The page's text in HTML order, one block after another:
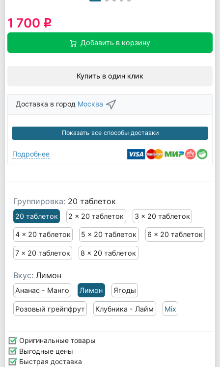
1 700 q
Добавить в корзину
Купить в один клик
Доставка в город Москва
Показать все способы доставки
Подробнее
Группировка: 20 таблеток
20 таблеток 2 x 20 таблеток 3 x 20 таблеток
4 x 20 таблеток 5 x 20 таблеток 6 x 20 таблеток
7 x 20 таблеток 8 x 20 таблеток
Вкус: Лимон
Ананас - Манго Лимон Ягоды
Розовый грейпфрут Клубника - Лайм Mix
Оригинальные товары
Выгодные цены
Быстрая доставка